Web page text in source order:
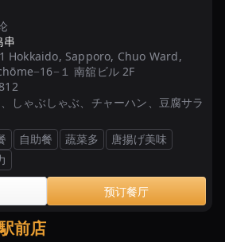
串
Hokkaido, Sapporo, Chuo Ward,
１ 南舘ビル 2F
しゃぶしゃぶ、チャーハン、豆腐サラ
自助餐 蔬菜多
唐揚げ美味
预订餐厅
前店